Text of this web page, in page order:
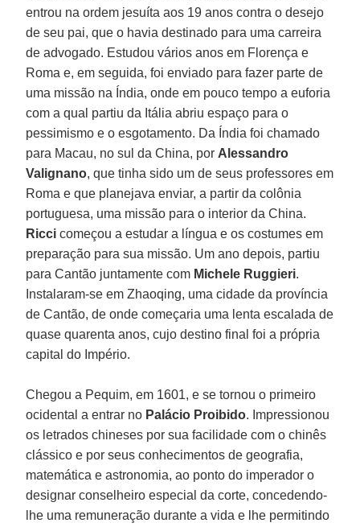
entrou na ordem jesuíta aos 19 anos contra o desejo
de seu pai, que o havia destinado para uma carreira
de advogado. Estudou vários anos em Florença e
Roma e, em seguida, foi enviado para fazer parte de
uma missão na Índia, onde em pouco tempo a euforia
com a qual partiu da Itália abriu espaço para o
pessimismo e o esgotamento. Da Índia foi chamado
para Macau, no sul da China, por Alessandro
Valignano, que tinha sido um de seus professores em
Roma e que planejava enviar, a partir da colônia
portuguesa, uma missão para o interior da China.
Riccicomeçou a estudar a língua e os costumes em
preparação para sua missão. Um ano depois, partiu
para Cantão juntamente com Michele Ruggieri.
Instalaram-se em Zhaoqing, uma cidade da província
de Cantão, de onde começaria uma lenta escalada de
quase quarenta anos, cujo destino final foi a própria
capital do Império.
Chegou a Pequim, em 1601, e se tornou o primeiro
ocidental a entrar no Palácio Proibido. Impressionou
os letrados chineses por sua facilidade com o chinês
clássico e por seus conhecimentos de geografia,
matemática e astronomia, ao ponto do imperador o
designar conselheiro especial da corte, concedendo-
lhe uma remuneração durante a vida e lhe permitindo